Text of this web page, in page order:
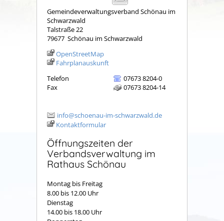
Gemeindeverwaltungsverband Schönau im
Schwarzwald
Talstraße 22
79677 Schönau im Schwarzwald
OpenStreetMap
Fahrplanauskunft
Telefon
07673 8204-0
Fax
07673 8204-14
info@schoenau-im-schwarzwald.de
Kontaktformular
Öffnungszeiten der
Verbandsverwaltung im
Rathaus Schönau
Montag bis Freitag
8.00 bis 12.00 Uhr
Dienstag
14.00 bis 18.00 Uhr